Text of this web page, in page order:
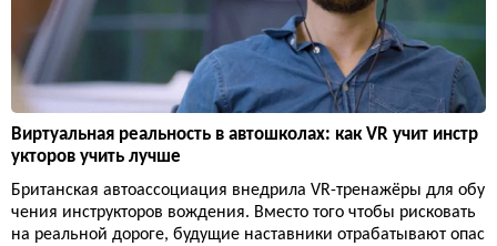
Виртуальная реальность в автошколах: как VR учит инстр
укторов учить лучше
Британская автоассоциация внедрила VR-тренажёры для обу
чения инструкторов вождения. Вместо того чтобы рисковать
на реальной дороге, будущие наставники отрабатывают опас